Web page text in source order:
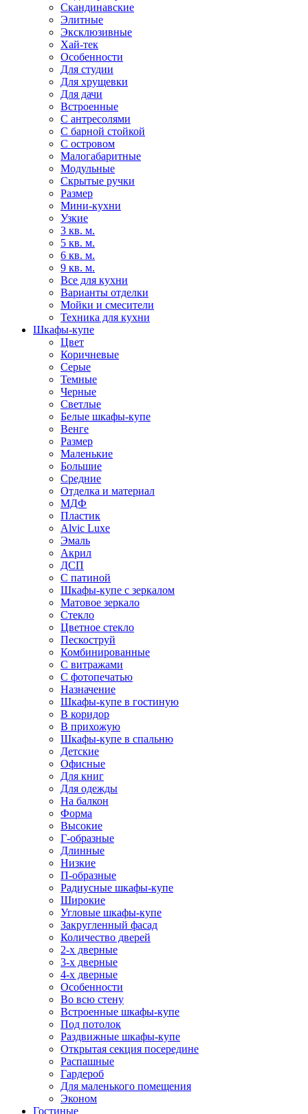
Скандинавские
Элитные
Эксклюзивные
Хай-тек
Особенности
Для студии
Для хрущевки
Для дачи
Встроенные
С антресолями
С барной стойкой
С островом
Малогабаритные
Модульные
Скрытые ручки
Размер
Мини-кухни
Узкие
3 кв. м.
5 кв. м.
6 кв. м.
9 кв. м.
Все для кухни
Варианты отделки
Мойки и смесители
Техника для кухни
Шкафы-купе
Цвет
Коричневые
Серые
Темные
Черные
Светлые
Белые шкафы-купе
Венге
Размер
Маленькие
Большие
Средние
Отделка и материал
МДФ
Пластик
Alvic Luxe
Эмаль
Акрил
ДСП
С патиной
Шкафы-купе с зеркалом
Матовое зеркало
Стекло
Цветное стекло
Пескоструй
Комбинированные
С витражами
С фотопечатью
Назначение
Шкафы-купе в гостиную
В коридор
В прихожую
Шкафы-купе в спальню
Детские
Офисные
Для книг
Для одежды
На балкон
Форма
Высокие
Г-образные
Длинные
Низкие
П-образные
Радиусные шкафы-купе
Широкие
Угловые шкафы-купе
Закругленный фасад
Количество дверей
2-х дверные
3-х дверные
4-х дверные
Особенности
Во всю стену
Встроенные шкафы-купе
Под потолок
Раздвижные шкафы-купе
Открытая секция посередине
Распашные
Гардероб
Для маленького помещения
Эконом
Гостиные